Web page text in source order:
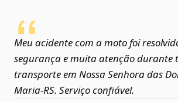
Meu acidente com a moto foi
segurança e muita atenção durante
transporte em Nossa Senhora das
Maria‑RS. Serviço confiável.